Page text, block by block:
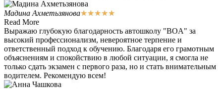
Мадина Ахметьзянова★★★★★
Read More
Выражаю глубокую благодарность автошколу "BOA" за
высокий профессионализм, невероятное терпение и
ответственный подход к обучению. Благодаря его грамотным
объяснениям и спокойствию в любой ситуации, я смогла не
только сдать экзамен с первого раза, но и стать внимательным
водителем. Рекомендую всем!